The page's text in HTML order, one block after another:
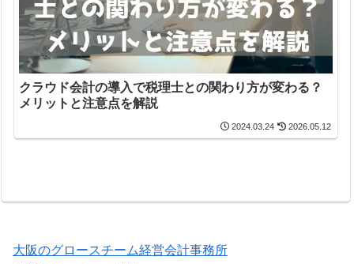
クラウド会計の導入で税理士との関わり方が変わる？
メリットと注意点を解説
2024.03.24 2026.05.12
大阪のグロースチーム経営会計事務所